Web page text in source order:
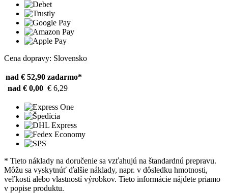
Cena dopravy: Slovensko
nad € 52,90 zadarmo*
nad € 0,00 € 6,29
* Tieto náklady na doručenie sa vzťahujú na štandardnú prepravu.
Môžu sa vyskytnúť ďalšie náklady, napr. v dôsledku hmotnosti,
veľkosti alebo vlastností výrobkov. Tieto informácie nájdete priamo
v popise produktu.